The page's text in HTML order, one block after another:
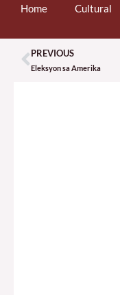
Home Cultural
Prev
PREVIOUS
Eleksyon sa Amerika